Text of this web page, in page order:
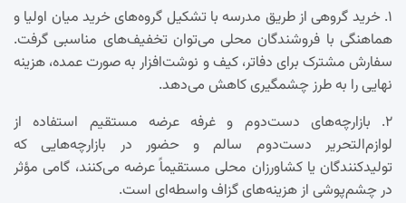
۱. خرید گروهی از طریق مدرسه با تشکیل گروه‌های خرید میان اولیا و
هماهنگی با فروشندگان محلی می‌توان تخفیف‌های مناسبی گرفت.
سفارش مشترک برای دفاتر، کیف و نوشت‌افزار به صورت عمده، هزینه
نهایی را به طرز چشمگیری کاهش می‌دهد.
۲. بازارچه‌های دست‌دوم و غرفه عرضه مستقیم استفاده از
لوازم‌التحریر دست‌دوم سالم و حضور در بازارچه‌هایی که
تولیدکنندگان یا کشاورزان محلی مستقیماً عرضه می‌کنند، گامی مؤثر
در چشم‌پوشی از هزینه‌های گزاف واسطه‌ای است.